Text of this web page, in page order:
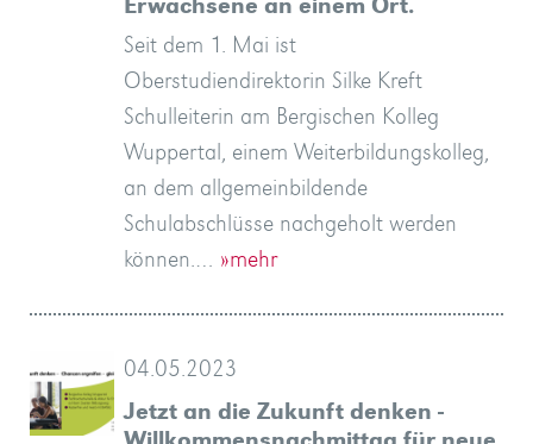
Erwachsene an einem Ort.
Seit dem 1. Mai ist
Oberstudiendirektorin Silke Kreft
Schulleiterin am Bergischen Kolleg
Wuppertal, einem Weiterbildungskolleg,
an dem allgemeinbildende
Schulabschlüsse nachgeholt werden
können.… »mehr
04.05.2023
Jetzt an die Zukunft denken -